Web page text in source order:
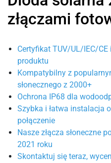
złączami
Certyfikat TUV/UL/IEC/
produktu
Kompatybilny z
słonecznego z 2000+
Ochrona IP68 dla
Szybka i łatwa instalacja
połączenie
Nasze złącza słoneczne
2021 roku
Skontaktuj się teraz,